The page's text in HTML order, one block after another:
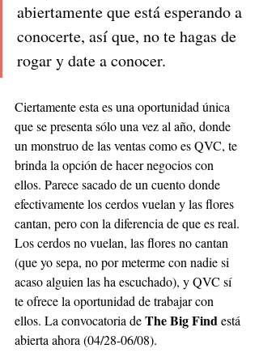
abiertamente que está esperando a
conocerte, así que, no te hagas de
rogar y date a conocer.
Ciertamente esta es una oportunidad única
que se presenta sólo una vez al año, donde
un monstruo de las ventas como es QVC, te
brinda la opción de hacer negocios con
ellos. Parece sacado de un cuento donde
efectivamente los cerdos vuelan y las flores
cantan, pero con la diferencia de que es real.
Los cerdos no vuelan, las flores no cantan
(que yo sepa, no por meterme con nadie si
acaso alguien las ha escuchado), y QVC sí
te ofrece la oportunidad de trabajar con
ellos. La convocatoria de The Big Find está
abierta ahora (04/28-06/08).